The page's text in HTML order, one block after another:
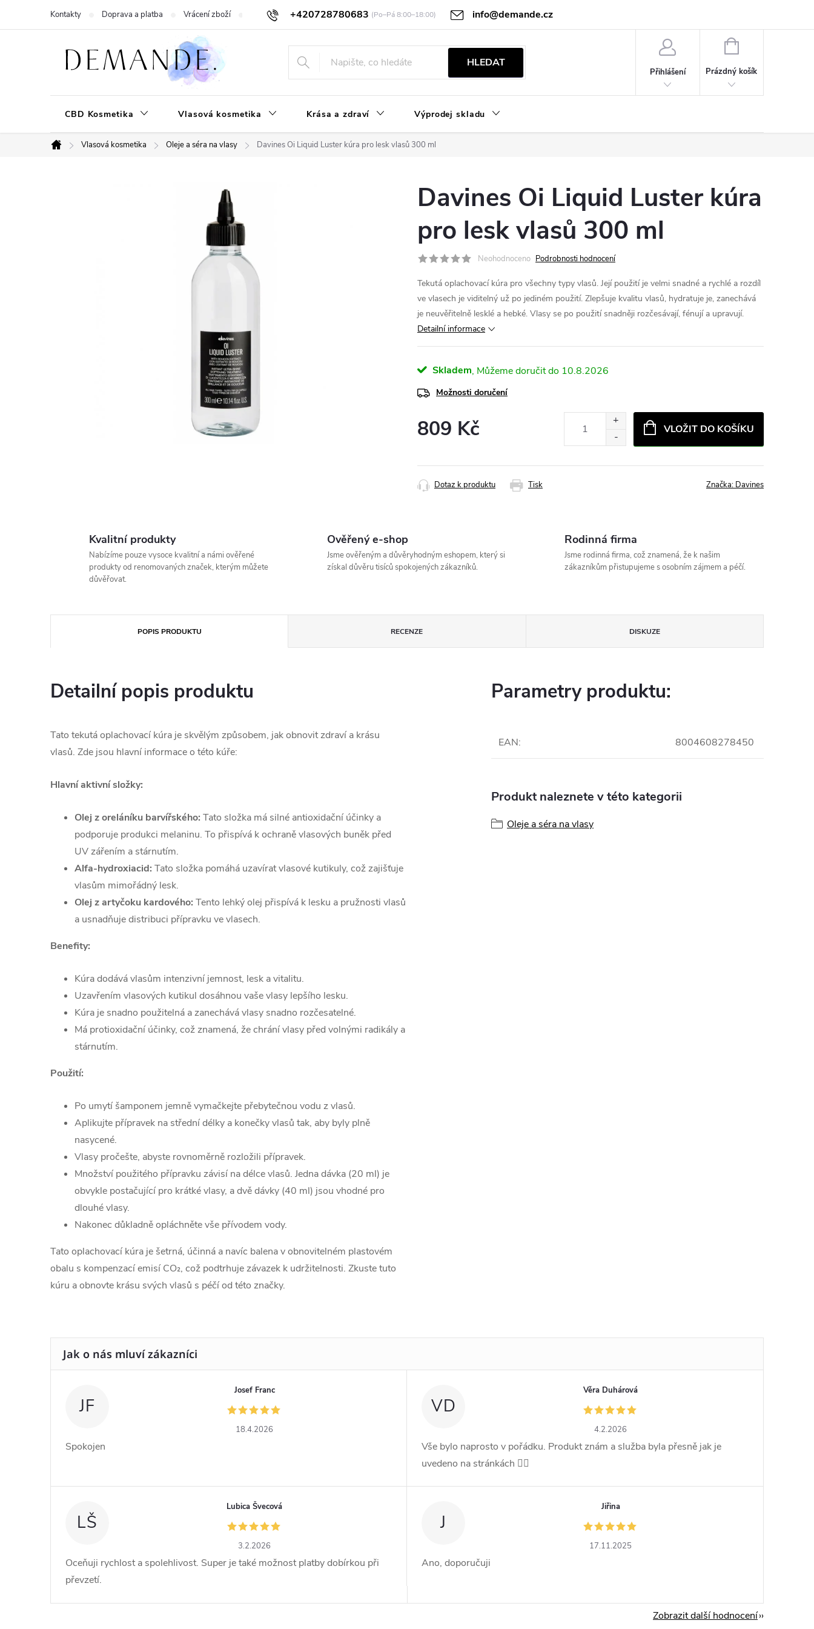
+420728780683 info@demande.cz
Kontakty Doprava a platba Vrácení zboží Hodnocení GDPR Obchodní podmínky
HLEDAT
Přihlášení
NÁKUPNÍ
Prázdný košík
CBD Kosmetika Vlasová kosmetika Krása a zdraví Výprodej skladu
Domů
Vlasová kosmetika Oleje a séra na vlasy Davines Oi Liquid Luster kúra pro lesk vlasů 300 ml
Davines Oi Liquid Luster kúra
pro lesk vlasů 300 ml
Neohodnoceno Podrobnosti hodnocení
Tekutá oplachovací kúra pro všechny typy vlasů. Její použití je velmi snadné a rychlé a rozdíl
ve vlasech je viditelný už po jediném použití. Zlepšuje kvalitu vlasů, hydratuje je, zanechává
je neuvěřitelně lesklé a hebké. Vlasy se po použití snadněji rozčesávají, fénují a upravují.
Detailní informace
Skladem 10.8.2026
Možnosti doručení
809 Kč VLOŽIT DO KOŠÍKU
Tisk
Dotaz k produktu Značka: Davines
Kvalitní produkty
Nabízíme pouze vysoce kvalitní a námi ověřené
produkty od renomovaných značek, kterým můžete
důvěřovat.
Ověřený e-shop
Jsme ověřeným a důvěryhodným eshopem, který si
získal důvěru tisíců spokojených zákazníků.
Rodinná firma
Jsme rodinná firma, což znamená, že k našim
zákazníkům přistupujeme s osobním zájmem a péčí.
POPIS PRODUKTU RECENZE DISKUZE
Detailní popis produktu
Tato tekutá oplachovací kúra je skvělým způsobem, jak obnovit zdraví a krásu
vlasů. Zde jsou hlavní informace o této kúře:
Hlavní aktivní složky:
Olej z oreláníku barvířského: Tato složka má silné antioxidační účinky a
podporuje produkci melaninu. To přispívá k ochraně vlasových buněk před
UV zářením a stárnutím.
Alfa-hydroxiacid: Tato složka pomáhá uzavírat vlasové kutikuly, což zajišťuje
vlasům mimořádný lesk.
Olej z artyčoku kardového: Tento lehký olej přispívá k lesku a pružnosti vlasů
a usnadňuje distribuci přípravku ve vlasech.
Benefity:
Kúra dodává vlasům intenzivní jemnost, lesk a vitalitu.
Uzavřením vlasových kutikul dosáhnou vaše vlasy lepšího lesku.
Kúra je snadno použitelná a zanechává vlasy snadno rozčesatelné.
Má protioxidační účinky, což znamená, že chrání vlasy před volnými radikály a
stárnutím.
Použití:
Po umytí šamponem jemně vymačkejte přebytečnou vodu z vlasů.
Aplikujte přípravek na střední délky a konečky vlasů tak, aby byly plně
nasycené.
Vlasy pročešte, abyste rovnoměrně rozložili přípravek.
Množství použitého přípravku závisí na délce vlasů. Jedna dávka (20 ml) je
obvykle postačující pro krátké vlasy, a dvě dávky (40 ml) jsou vhodné pro
dlouhé vlasy.
Nakonec důkladně opláchněte vše přívodem vody.
Tato oplachovací kúra je šetrná, účinná a navíc balena v obnovitelném plastovém
obalu s kompenzací emisí CO₂, což podtrhuje závazek k udržitelnosti. Zkuste tuto
kúru a obnovte krásu svých vlasů s péčí od této značky.
Parametry produktu:
EAN: 8004608278450
Produkt naleznete v této kategorii
Oleje a séra na vlasy
JF
Josef Franc
18.4.2026
Spokojen
VD
Věra Duhárová
4.2.2026
Vše bylo naprosto v pořádku. Produkt znám a služba byla přesně jak je
uvedeno na stránkách 👍🏻
LŠ
Lubica Švecová
3.2.2026
Oceňuji rychlost a spolehlivost. Super je také možnost platby dobírkou při
převzetí.
J
Jiřina
17.11.2025
Ano, doporučuji
Zobrazit další hodnocení